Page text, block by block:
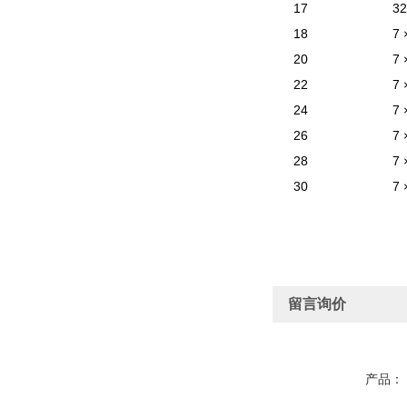
17
18
7
20
7
22
7
24
7
26
7
28
7
30
7
留言询价
产品：